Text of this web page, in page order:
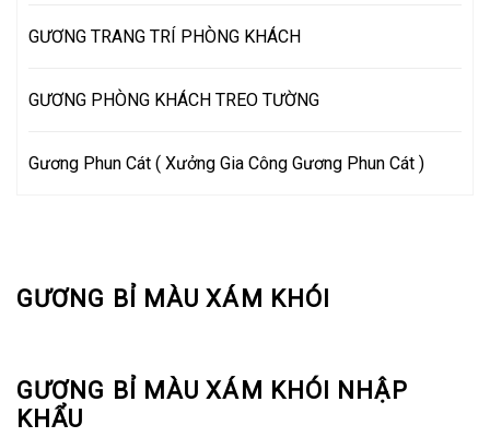
GƯƠNG BỈ MÀU XÁM KHÓI
GƯƠNG BỈ MÀU XÁM KHÓI NHẬP
KHẨU
GƯƠNG TRANG TRÍ PHÒNG KHÁCH
GƯƠNG PHÒNG KHÁCH TREO TƯỜNG
Gương Phun Cát ( Xưởng Gia Công Gương Phun Cát )